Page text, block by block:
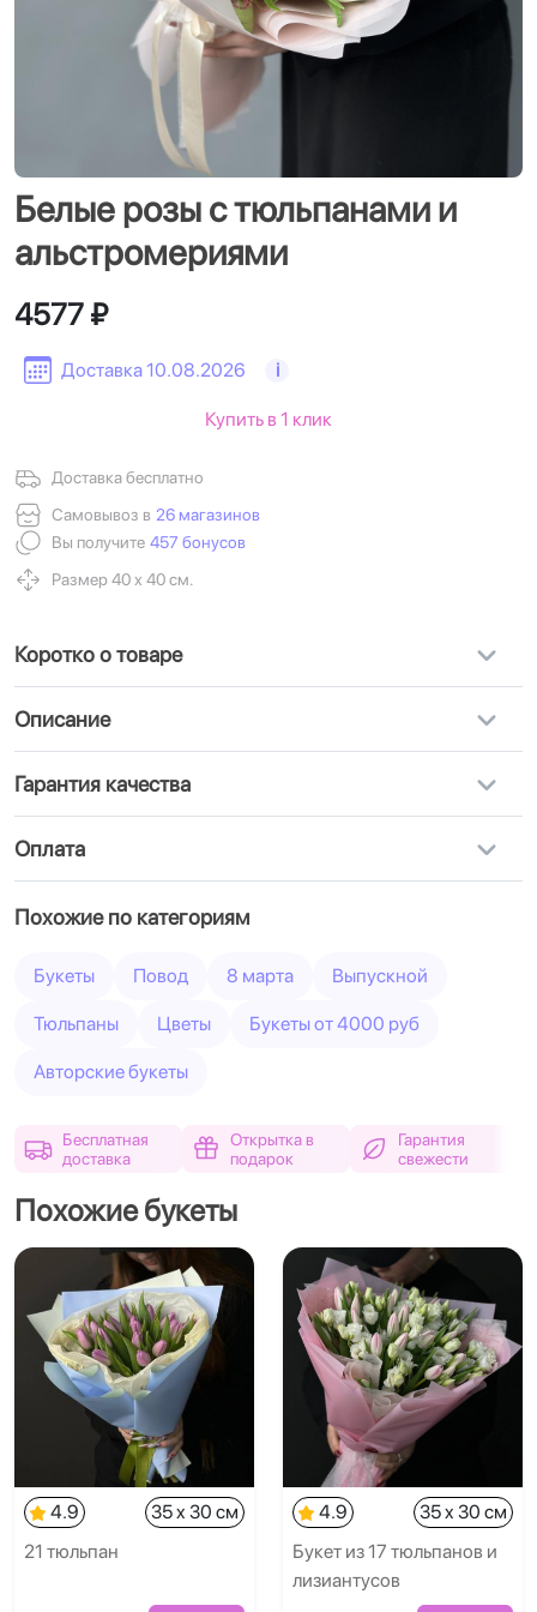
Белые розы с тюльпанами и
альстромериями
Доставка 10.08.2026 i
4577 ₽
Доставка бесплатно
Самовывоз в 26 магазинов
Вы получите 457 бонусов
Размер 40 х 40 см.
Купить в 1 клик
Коротко о товаре
Описание
Гарантия качества
Оплата
Похожие по категориям
Букеты Повод 8 марта Выпускной
Тюльпаны Цветы Букеты от 4000 руб
Авторские букеты
Бесплатная
доставка
Открытка в
подарок
Гарантия
свежести
Похожие букеты
4.9
35 x 30 см
21 тюльпан
4.9
35 x 30 см
Букет из 17 тюльпанов и
лизиантусов